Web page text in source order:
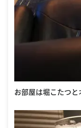
お部屋は堀こたつ